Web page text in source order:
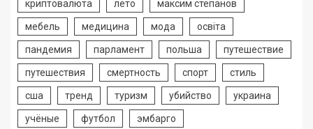
криптовалюта лето максим степанов
мебель медицина мода освіта
пандемия парламент польша путешествие
путешествия смертность спорт стиль
сша тренд туризм убийство украина
учёные футбол эмбарго